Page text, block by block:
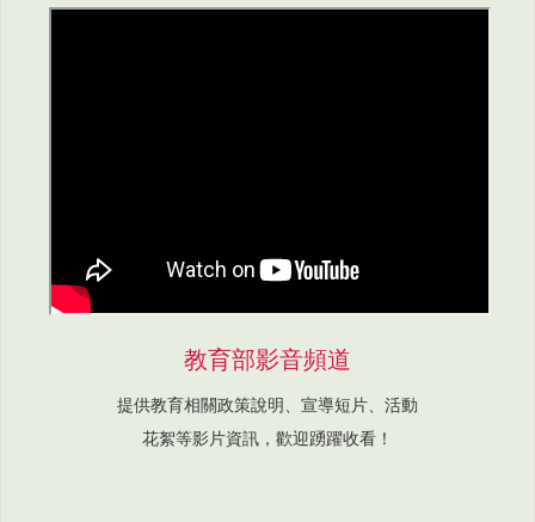
教育部影音頻道
提供教育相關政策說明、宣導短片、活動
花絮等影片資訊，歡迎踴躍收看！